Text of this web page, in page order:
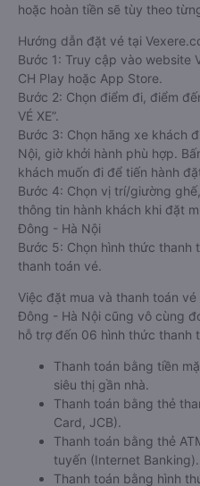
hoặc hoàn tiền sẽ tùy theo
Hướng dẫn đặt vé tại
Bước 1: Truy cập vào website
CH Play hoặc App Store.
Bước 2: Chọn điểm đi, điểm
VÉ XE”.
Bước 3: Chọn hãng xe khách
Nội, giờ khởi hành phù hợp.
khách muốn đi để tiến hành
Bước 4: Chọn vị trí/giường
thông tin hành khách khi đặt
Đông - Hà Nội
Bước 5: Chọn hình thức thanh
thanh toán vé.
Việc đặt mua và thanh toán
Đông - Hà Nội cũng vô cùng
hỗ trợ đến 06 hình thức thanh
Thanh toán bằng tiền
siêu thị gần nhà.
Thanh toán bằng thẻ
Card, JCB).
Thanh toán bằng thẻ
tuyến (Internet Banking).
Thanh toán bằng hình